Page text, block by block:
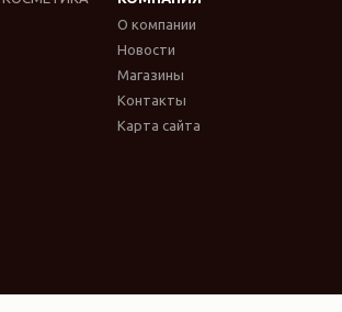
О компании
Новости
Магазины
Контакты
Карта сайта